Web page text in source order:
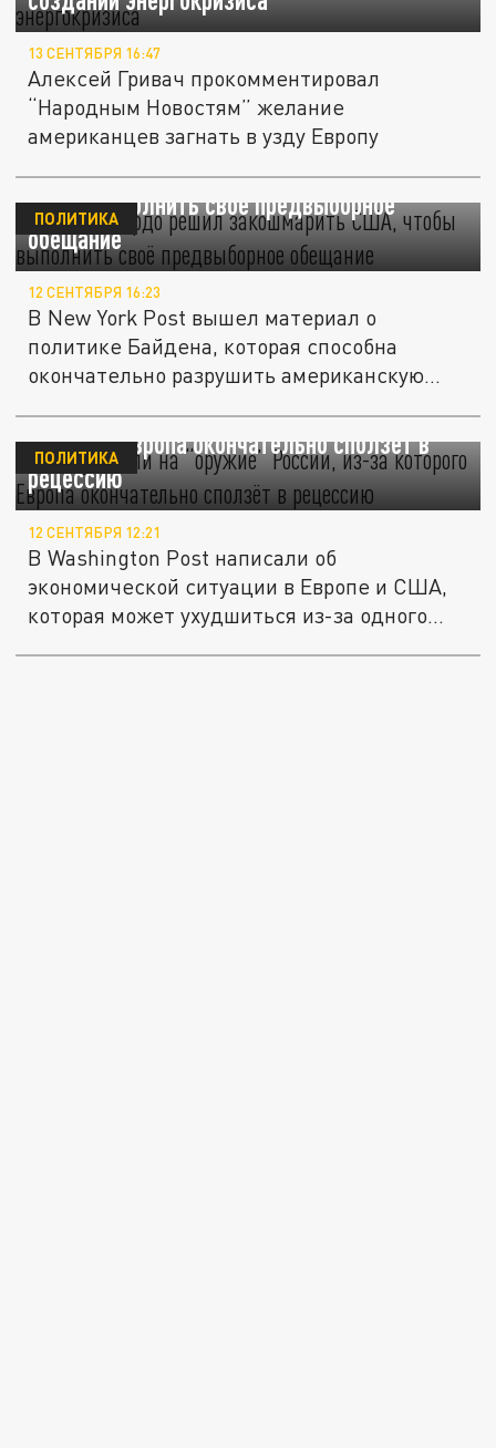
13 СЕНТЯБРЯ 16:47
Алексей Гривач прокомментировал
“Народным Новостям” желание
американцев загнать в узду Европу
Байден твёрдо решил "закошмарить" США,
чтобы выполнить своё предвыборное
обещание
ПОЛИТИКА
12 СЕНТЯБРЯ 16:23
В New York Post вышел материал о
политике Байдена, которая способна
окончательно разрушить американскую...
В WP указали на “оружие” России, из-за
которого Европа окончательно сползёт в
рецессию
ПОЛИТИКА
12 СЕНТЯБРЯ 12:21
В Washington Post написали об
экономической ситуации в Европе и США,
которая может ухудшиться из-за одного...